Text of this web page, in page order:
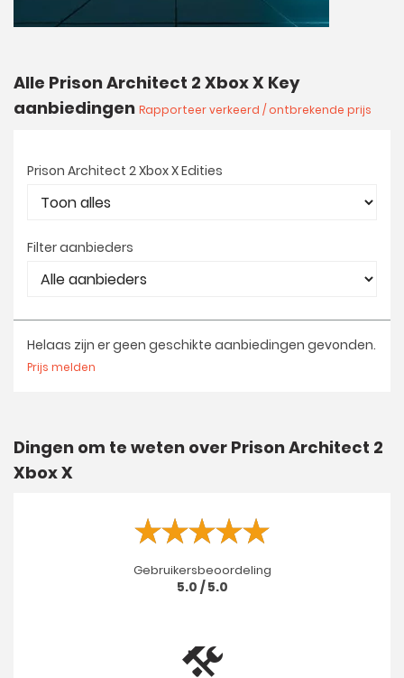
Alle Prison Architect 2 Xbox X Key
aanbiedingen Rapporteer verkeerd / ontbrekende prijs
Prison Architect 2 Xbox X Edities
Filter aanbieders
Helaas zijn er geen geschikte aanbiedingen gevonden.
Prijs melden
Dingen om te weten over Prison Architect 2
Xbox X
Gebruikersbeoordeling
5.0 / 5.0